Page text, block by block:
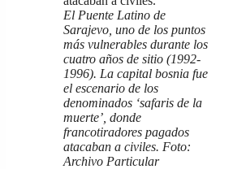
El Puente Latino de
Sarajevo, uno de los puntos
más vulnerables durante los
cuatro años de sitio (1992-
1996). La capital bosnia fue
el escenario de los
denominados ‘safaris de la
muerte’, donde
francotiradores pagados
atacaban a civiles. Foto:
Archivo Particular